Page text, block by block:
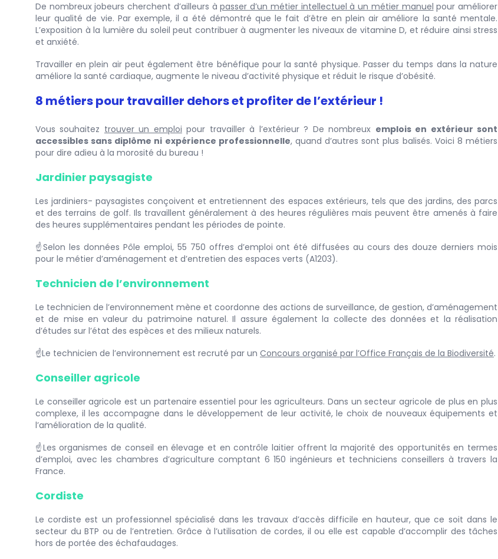
De nombreux jobeurs cherchent d’ailleurs àpasser d’un métier intellectuel à un métier manuel pour améliorer
leur qualité de vie. Par exemple, il a été démontré que le fait d’être en plein air améliore la santé mentale.
L’exposition à la lumière du soleil peut contribuer à augmenter les niveaux de vitamine D, et réduire ainsi stress
et anxiété.
Travailler en plein air peut également être bénéfique pour la santé physique. Passer du temps dans la nature
améliore la santé cardiaque, augmente le niveau d’activité physique et réduit le risque d’obésité.
8 métiers pour travailler dehors et profiter de l’extérieur !
Vous souhaitez trouver un emploi pour travailler à l’extérieur ? De nombreux emplois en extérieur sont
accessibles sans diplôme ni expérience professionnelle, quand d’autres sont plus balisés. Voici 8 métiers
pour dire adieu à la morosité du bureau !
Jardinier paysagiste
Les jardiniers- paysagistes conçoivent et entretiennent des espaces extérieurs, tels que des jardins, des parcs
et des terrains de golf. Ils travaillent généralement à des heures régulières mais peuvent être amenés à faire
des heures supplémentaires pendant les périodes de pointe.
☝️Selon les données Pôle emploi, 55 750 offres d’emploi ont été diffusées au cours des douze derniers mois
pour le métier d’aménagement et d’entretien des espaces verts (A1203).
Technicien de l’environnement
Le technicien de l’environnement mène et coordonne des actions de surveillance, de gestion, d’aménagement
et de mise en valeur du patrimoine naturel. Il assure également la collecte des données et la réalisation
d’études sur l’état des espèces et des milieux naturels.
☝️Le technicien de l’environnement est recruté par un Concours organisé par l’Office Français de la Biodiversité.
Conseiller agricole
Le conseiller agricole est un partenaire essentiel pour les agriculteurs. Dans un secteur agricole de plus en plus
complexe, il les accompagne dans le développement de leur activité, le choix de nouveaux équipements et
l’amélioration de la qualité.
☝️Les organismes de conseil en élevage et en contrôle laitier offrent la majorité des opportunités en termes
d’emploi, avec les chambres d’agriculture comptant 6 150 ingénieurs et techniciens conseillers à travers la
France.
Cordiste
Le cordiste est un professionnel spécialisé dans les travaux d’accès difficile en hauteur, que ce soit dans le
secteur du BTP ou de l’entretien. Grâce à l’utilisation de cordes, il ou elle est capable d’accomplir des tâches
hors de portée des échafaudages.